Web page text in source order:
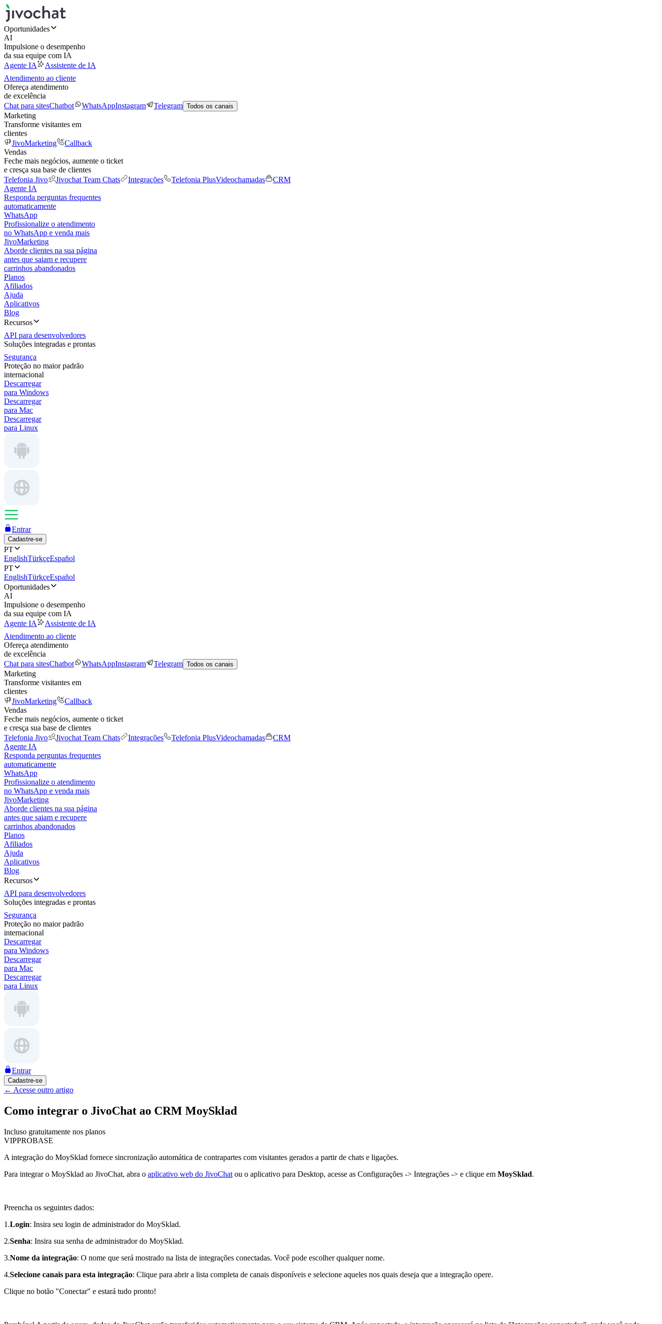
Oportunidades
AI
Impulsione o desempenho
da sua equipe com IA
Agente IA
Assistente de IA
Atendimento ao cliente
Ofereça atendimento
de excelência
Chat para sitesChatbot WhatsAppInstagram Telegram Todos os canais
Marketing
Transforme visitantes em
clientes
JivoMarketing
Callback
Vendas
Feche mais negócios, aumente o ticket
e cresça sua base de clientes
Telefonia Jivo
Jivochat Team Chats Integrações Telefonia PlusVideochamadas
CRM
Agente IA
Responda perguntas frequentes
automaticamente
WhatsApp
Profissionalize o atendimento
no WhatsApp e venda mais
JivoMarketing
Aborde clientes na sua página
antes que saiam e recupere
carrinhos abandonados
Planos
Afiliados
Ajuda
Aplicativos
Blog
Recursos
API para desenvolvedores
Soluções integradas e prontas
Segurança
Proteção no maior padrão
internacional
Descarregar
para Windows
Descarregar
para Mac
Descarregar
para Linux
Entrar
Cadastre-se
PT
EnglishTürkçeEspañol
PT
EnglishTürkçeEspañol
Oportunidades
AI
Impulsione o desempenho
da sua equipe com IA
Agente IA
Assistente de IA
Atendimento ao cliente
Ofereça atendimento
de excelência
Chat para sitesChatbot WhatsAppInstagram Telegram Todos os canais
Marketing
Transforme visitantes em
clientes
JivoMarketing
Callback
Vendas
Feche mais negócios, aumente o ticket
e cresça sua base de clientes
Telefonia Jivo
Jivochat Team Chats Integrações Telefonia PlusVideochamadas
CRM
Agente IA
Responda perguntas frequentes
automaticamente
WhatsApp
Profissionalize o atendimento
no WhatsApp e venda mais
JivoMarketing
Aborde clientes na sua página
antes que saiam e recupere
carrinhos abandonados
Planos
Afiliados
Ajuda
Aplicativos
Blog
Recursos
API para desenvolvedores
Soluções integradas e prontas
Segurança
Proteção no maior padrão
internacional
Descarregar
para Windows
Descarregar
para Mac
Descarregar
para Linux
Entrar
Cadastre-se
← Acesse outro artigo
Como integrar o JivoChat ao CRM MoySklad
Incluso gratuitamente nos planos
VIPPROBASE
A integração do MoySklad fornece sincronização automática de contrapartes com visitantes gerados a partir de chats e ligações.
Para integrar o MoySklad ao JivoChat, abra o aplicativo web do JivoChat ou o aplicativo para Desktop, acesse as Configurações -> Integrações -> e clique em MoySklad.
Preencha os seguintes dados:
1.Login: Insira seu login de administrador do MoySklad.
2.Senha: Insira sua senha de administrador do MoySklad.
3.Nome da integração: O nome que será mostrado na lista de integrações conectadas. Você pode escolher qualquer nome.
4.Selecione canais para esta integração: Clique para abrir a lista completa de canais disponíveis e selecione aqueles nos quais deseja que a integração opere.
Clique no botão "Conectar" e estará tudo pronto!